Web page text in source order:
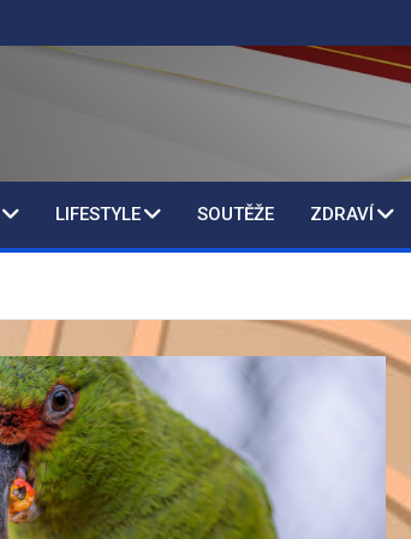
LIFESTYLE SOUTĚŽE ZDRAVÍ